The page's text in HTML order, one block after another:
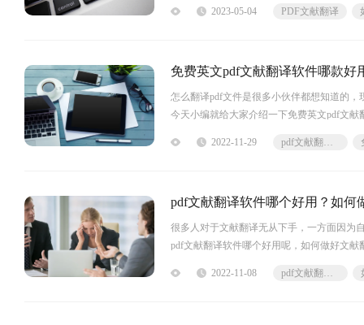
2023-05-04 PDF文献翻译
免费英文pdf文献翻译软件哪款好
怎么翻译pdf文件是很多小伙伴都想知道的
今天小编就给大家介绍一下免费英文pdf文
2022-11-29
pdf文献翻译软件
pdf文献翻译软件哪个好用？如何
很多人对于文献翻译无从下手，一方面因为
pdf文献翻译软件哪个好用呢，如何做好文
2022-11-08
pdf文献翻译软件